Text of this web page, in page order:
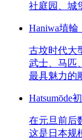
社庭园、城
Haniwa埴輪
古坟时代大
武士、马匹
最具魅力的
Hatsumōde
在元旦前后
这是日本规